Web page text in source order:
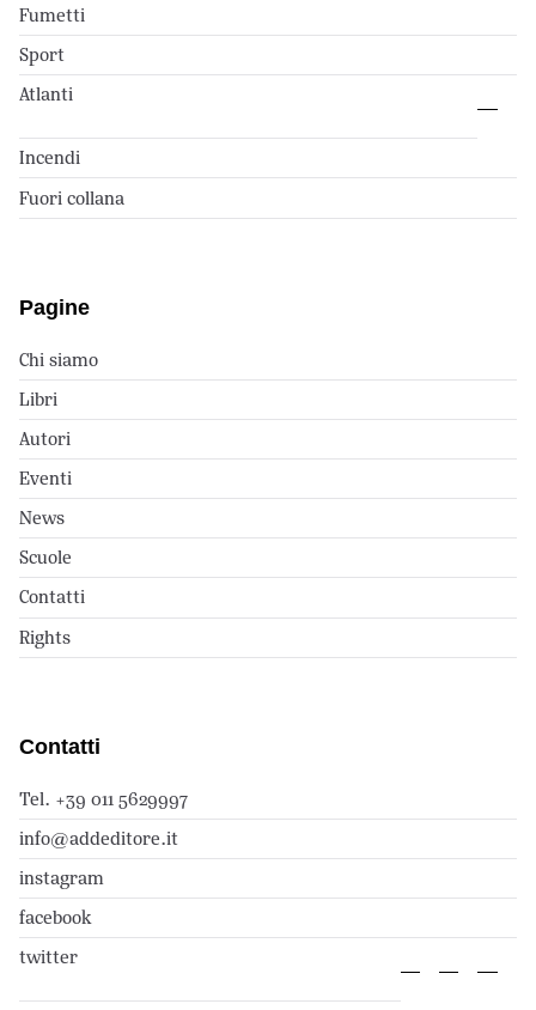
Fumetti
Sport
Atlanti
Incendi
Fuori collana
Pagine
Chi siamo
Libri
Autori
Eventi
News
Scuole
Contatti
Rights
Contatti
Tel. +39 011 5629997
info@addeditore.it
instagram
facebook
twitter